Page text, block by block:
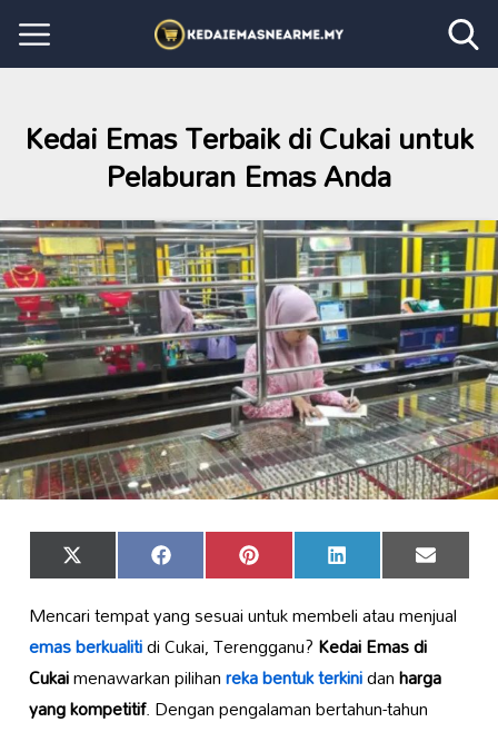
Kedai Emas Terbaik di Cukai untuk
Pelaburan Emas Anda
Share
on
X
(Twitter)
Share
on
Facebook Share
on
Pinterest Share
on
LinkedIn Share
on
Email
Mencari tempat yang sesuai untuk membeli atau menjual
emas berkualitidi Cukai, Terengganu?Kedai Emas di
Cukaimenawarkan pilihanreka bentuk terkinidanharga
yang kompetitif. Dengan pengalaman bertahun-tahun